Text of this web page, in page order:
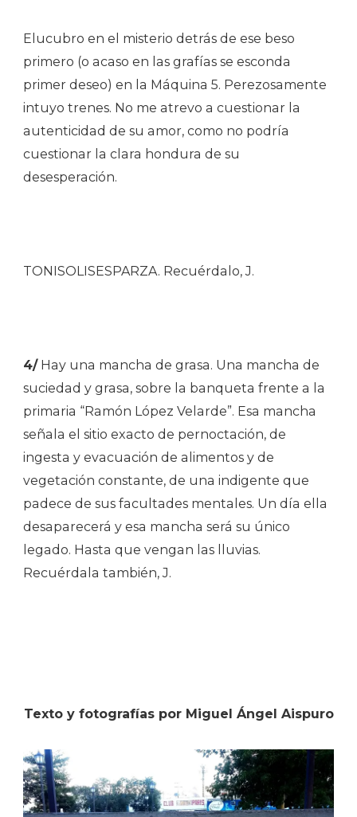
Elucubro en el misterio detrás de ese beso
primero (o acaso en las grafías se esconda
primer deseo) en la Máquina 5. Perezosamente
intuyo trenes. No me atrevo a cuestionar la
autenticidad de su amor, como no podría
cuestionar la clara hondura de su
desesperación.
TONISOLISESPARZA. Recuérdalo, J.
4/Hay una mancha de grasa. Una mancha de
suciedad y grasa, sobre la banqueta frente a la
primaria “Ramón López Velarde”. Esa mancha
señala el sitio exacto de pernoctación, de
ingesta y evacuación de alimentos y de
vegetación constante, de una indigente que
padece de sus facultades mentales. Un día ella
desaparecerá y esa mancha será su único
legado. Hasta que vengan las lluvias.
Recuérdala también, J.
Texto y fotografías por Miguel Ángel Aispuro